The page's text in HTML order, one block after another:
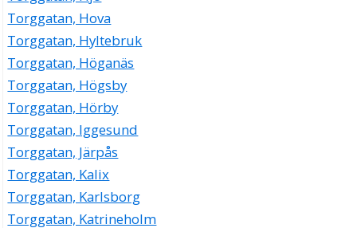
Torggatan, Hova
Torggatan, Hyltebruk
Torggatan, Höganäs
Torggatan, Högsby
Torggatan, Hörby
Torggatan, Iggesund
Torggatan, Järpås
Torggatan, Kalix
Torggatan, Karlsborg
Torggatan, Katrineholm